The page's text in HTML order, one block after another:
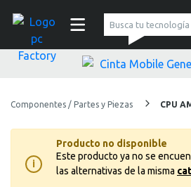
pc Factory
Componentes / Partes y Piezas CPU
i
Producto no disponible
Este producto ya no se
las alternativas de la misma